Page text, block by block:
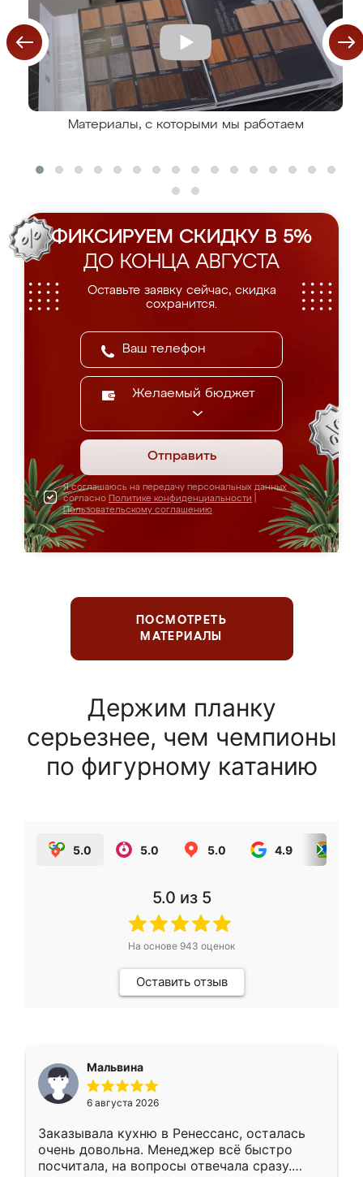
Материалы, с которыми мы работаем
ФИКСИРУЕМ СКИДКУ В 5%
ДО КОНЦА АВГУСТА
Оставьте заявку сейчас, скидка
сохранится.
Желаемый бюджет
Отправить
Я соглашаюсь на передачу персональных данных
согласно Политике конфиденциальности
Пользовательскому соглашению
ПОСМОТРЕТЬ
МАТЕРИАЛЫ
Держим планку
серьезнее, чем чемпионы
по фигурному катанию
5.0 5.0 5.0 4.9
5.0 из 5
На основе 943 оценок
Оставить отзыв
Мальвина
6 августа 2026
Заказывала кухню в Ренессанс, осталась
очень довольна. Менеджер всё быстро
посчитала, на вопросы отвечала сразу.